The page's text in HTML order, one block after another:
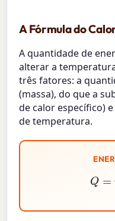
A Fórmula do
A quantidade de
alterar a
três fatores: a
(massa), do que a
de calor específico)
de temperatura.
Q